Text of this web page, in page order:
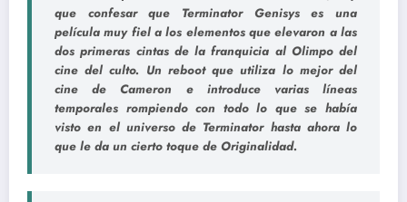
que confesar que Terminator Genisys es una
película muy fiel a los elementos que elevaron a las
dos primeras cintas de la franquicia al Olimpo del
cine del culto. Un reboot que utiliza lo mejor del
cine de Cameron e introduce varias líneas
temporales rompiendo con todo lo que se había
visto en el universo de Terminator hasta ahora lo
que le da un cierto toque de Originalidad.